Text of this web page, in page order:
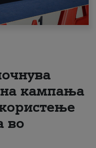
кампања
во